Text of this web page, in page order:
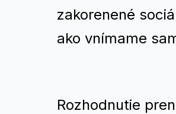
zakorenené
ako vnímame
Rozhodnutie